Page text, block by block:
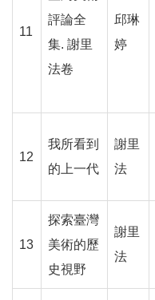
務
彙
新
稿
11
評論全
集. 謝里
法卷
邱琳
婷
12
我所看到
的上一代
謝里
法
13
探索臺灣
美術的歷
史視野
謝里
法